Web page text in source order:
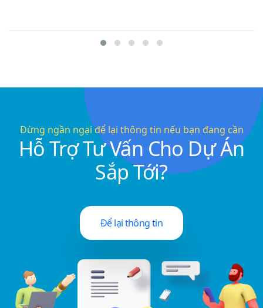
Đừng ngần ngại để lại thông tin nếu bạn đang cần
Hỗ Trợ Tư Vấn Cho Dự Án
Sắp Tới?
Để lại thông tin